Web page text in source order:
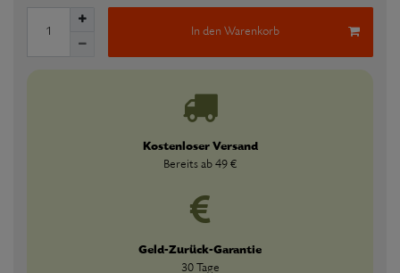
In den Warenkorb
Kostenloser Versand
Bereits ab 49 €
Geld-Zurück-Garantie
30 Tage